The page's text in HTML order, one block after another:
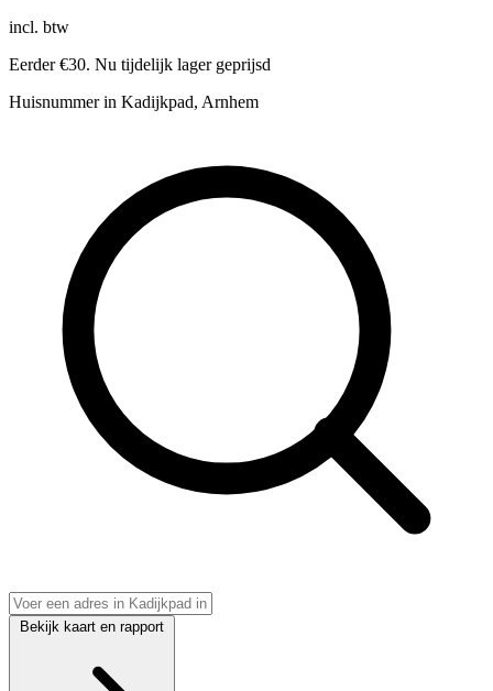
incl. btw
Eerder €30. Nu tijdelijk lager geprijsd
Huisnummer in Kadijkpad, Arnhem
Bekijk kaart en rapport